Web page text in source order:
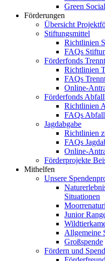
Green
Förderungen
Übersicht
Stiftungsmittel
Richtlinien
FAQs
Förderfonds
Richtlinien
FAQs
Online-
Förderfonds
Richtlinien
FAQs
Jagdabgabe
Richtlinien
FAQs
Online-
Förderprojekte
Mithelfen
Unsere
Situationen
Junior
Allgemeine
Großspende
Fördern und